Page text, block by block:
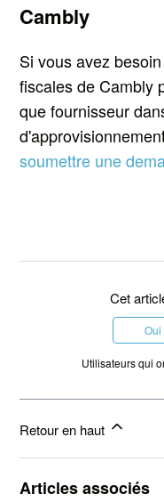
Cambly
Si vous avez
fiscales de Cambly
que fournisseur
soumettre une
Cet
Oui
Utilisateurs qui
Retour en haut
Articles associés